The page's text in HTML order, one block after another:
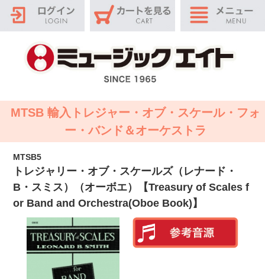
MTSB 輸入トレジャー・オブ・スケール・フォ
ー・バンド＆オーケストラ
MTSB5
トレジャリー・オブ・スケールズ（レナード・
B・スミス）（オーボエ）【Treasury of Scales f
or Band and Orchestra(Oboe Book)】